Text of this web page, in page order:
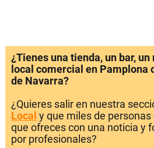
¿Tienes una tienda, un bar,
local comercial en Pamplona
de Navarra?
¿Quieres salir en nuestra
Local y que miles de
que ofreces con una noticia y
por profesionales?